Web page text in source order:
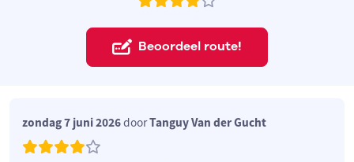
Beoordeel route!
zondag 7 juni 2026doorTanguy Van der Gucht